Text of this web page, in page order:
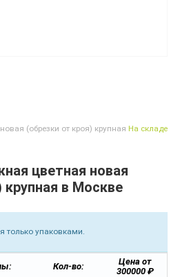
(обрезки от кроя) крупная
цветная новая
крупная в Москве
На складе
только упаковками.
Кол-во:
Цена от
300000 ₽